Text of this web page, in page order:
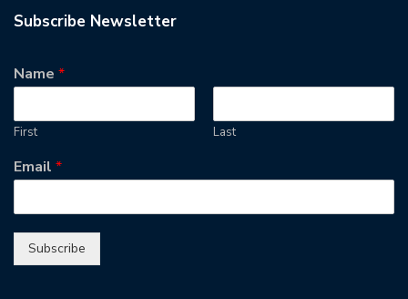
Subscribe Newsletter
Name*
First Last
Email*
Subscribe